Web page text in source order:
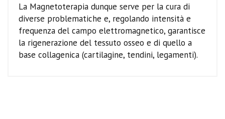
La Magnetoterapia dunque serve per la cura di
diverse problematiche e, regolando intensità e
frequenza del campo elettromagnetico, garantisce
la rigenerazione del tessuto osseo e di quello a
base collagenica (cartilagine, tendini, legamenti).